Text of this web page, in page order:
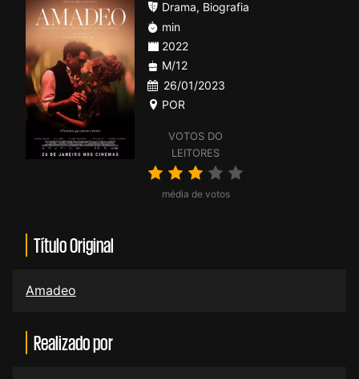
VOTOS DO
LEITORES
média de votos
Drama, Biografia
min
2022
M/12
26/01/2023
POR
Título Original
Amadeo
Realizado por